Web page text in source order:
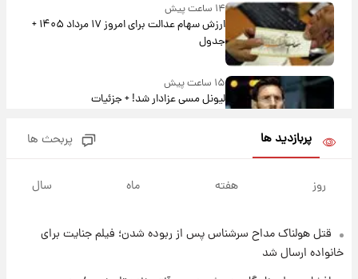
۱۴ ساعت پیش
ارزش سهام عدالت برای امروز ۱۷ مرداد ۱۴۰۵ +
جدول
۱۵ ساعت پیش
لیونل مسی عزادار شد! + جزئیات
جهانی در آمریکا + فیلم
۱۸ ساعت پیش
پربازدید ها پربحث ها
روز هفته ماه سال
قتل هولناک مداح سرشناس پس از ربوده شدن؛ فیلم جنایت برای
خانواده ارسال شد